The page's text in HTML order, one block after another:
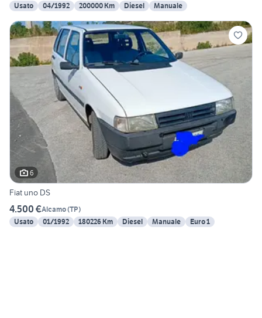
Usato
04/1992 200000 Km Diesel Manuale
6
Fiat uno DS
4.500 €Alcamo(TP)
Usato
01/1992 180226 Km Diesel Manuale Euro 1